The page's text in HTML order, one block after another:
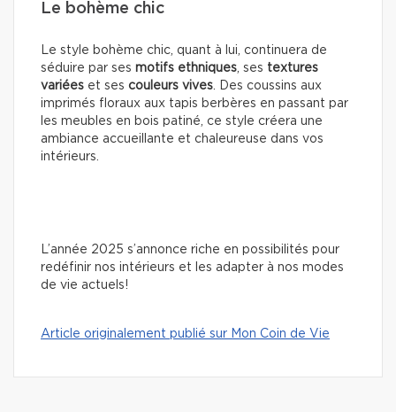
Le bohème chic
Le style bohème chic, quant à lui, continuera de
séduire par ses motifs ethniques, ses textures
variées et ses couleurs vives. Des coussins aux
imprimés floraux aux tapis berbères en passant par
les meubles en bois patiné, ce style créera une
ambiance accueillante et chaleureuse dans vos
intérieurs.
L’année 2025 s’annonce riche en possibilités pour
redéfinir nos intérieurs et les adapter à nos modes
de vie actuels!
Article originalement publié sur Mon Coin de Vie